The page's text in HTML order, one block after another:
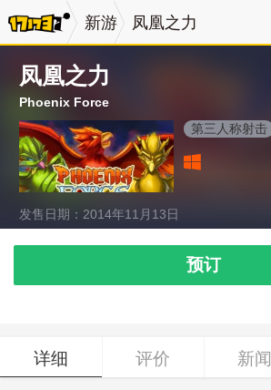
新游 凤凰之力
凤凰之力
Phoenix Force
第三人称射击
发售日期：2014年11月13日
预订
详细 评价 新闻